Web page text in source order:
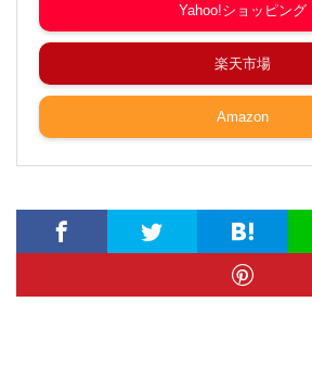
Yahoo!ショッピング
楽天市場
Amazon